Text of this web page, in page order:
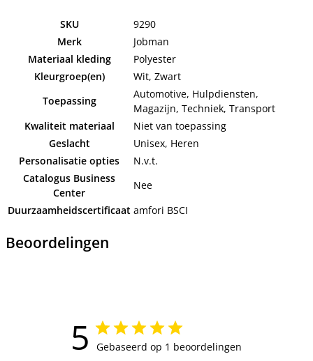
SKU
9290
Merk
Jobman
Materiaal kleding
Polyester
Kleurgroep(en)
Wit, Zwart
Toepassing
Automotive, Hulpdiensten,
Magazijn, Techniek, Transport
Kwaliteit materiaal
Niet van toepassing
Geslacht
Unisex, Heren
Personalisatie opties
N.v.t.
Catalogus Business
Center
Nee
Duurzaamheidscertificaat amfori BSCI
Beoordelingen
5 Gebaseerd op 1 beoordelingen